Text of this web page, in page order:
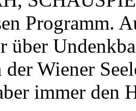
Programm.
über
der Wiener
immer den